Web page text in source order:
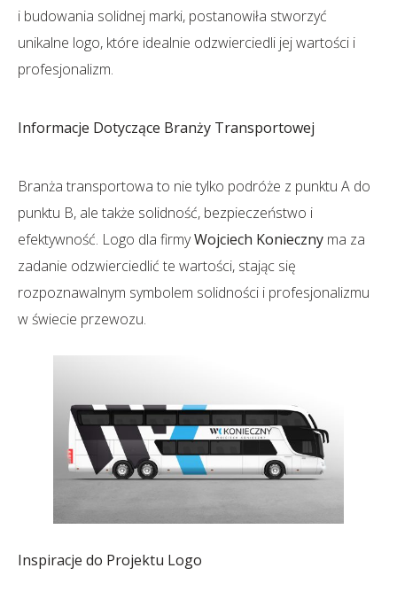
i budowania solidnej marki, postanowiła stworzyć
unikalne logo, które idealnie odzwierciedli jej wartości i
profesjonalizm.
Informacje Dotyczące Branży Transportowej
Branża transportowa to nie tylko podróże z punktu A do
punktu B, ale także solidność, bezpieczeństwo i
efektywność. Logo dla firmyWojciech Konieczny ma za
zadanie odzwierciedlić te wartości, stając się
rozpoznawalnym symbolem solidności i profesjonalizmu
w świecie przewozu.
Inspiracje do Projektu Logo